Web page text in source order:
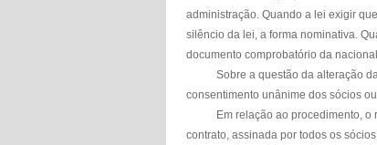
administração. Quando a lei exigir
silêncio da lei, a forma nominativa.
documento comprobatório da
Sobre a questão da alteração da
consentimento unânime dos sócios
Em relação ao procedimento, o
contrato, assinada por todos os